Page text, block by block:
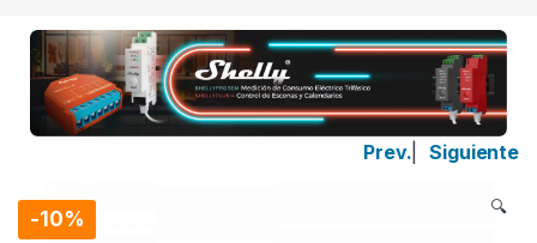
Prev. Siguiente
-10%
🔍